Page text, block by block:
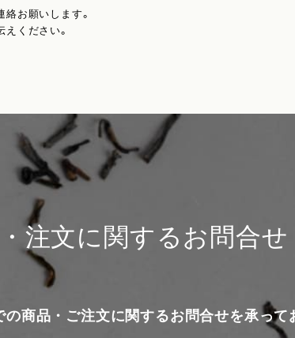
お願いします。
えください。
注文に関するお問合せ
の商品・ご注文に関するお問合せを承って